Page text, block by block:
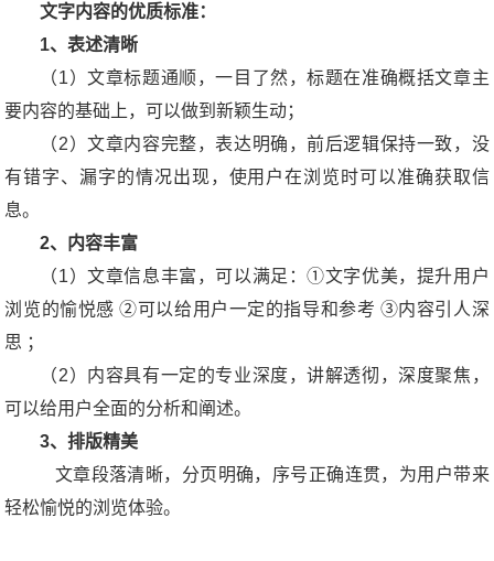
文字内容的优质标准：
1、表述清晰
（1）文章标题通顺，一目了然，标题在准确概括文章主
要内容的基础上，可以做到新颖生动；
（2）文章内容完整，表达明确，前后逻辑保持一致，没
有错字、漏字的情况出现，使用户在浏览时可以准确获取信
息。
2、内容丰富
（1）文章信息丰富，可以满足：①文字优美，提升用户
浏览的愉悦感 ②可以给用户一定的指导和参考 ③内容引人深
思 ；
（2）内容具有一定的专业深度，讲解透彻，深度聚焦，
可以给用户全面的分析和阐述。
3、排版精美
文章段落清晰，分页明确，序号正确连贯，为用户带来
轻松愉悦的浏览体验。